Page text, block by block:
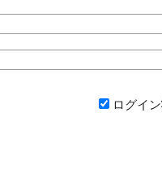
ログイ